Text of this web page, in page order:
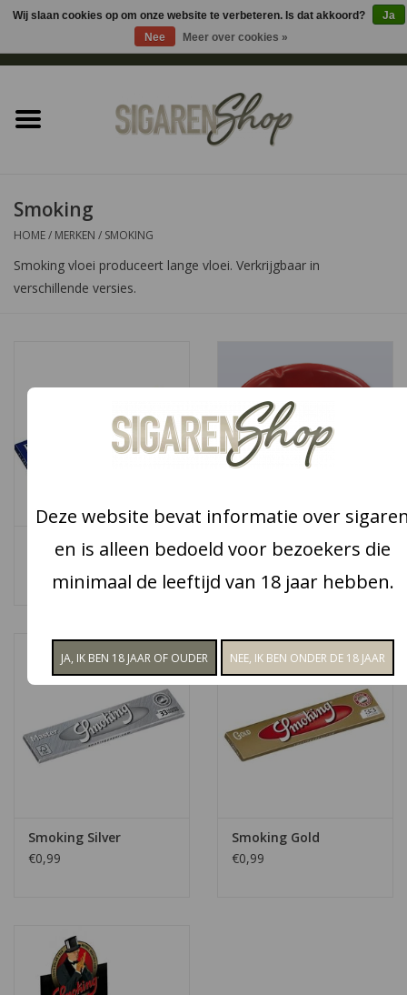
Sigaren accessoires
Shag accessoires
Aansteker
Cadeau
Snoep
Koffie en thee
Smoking
HOME/ MERKEN / SMOKING
Smoking vloei produceert lange vloei. Verkrijgbaar in
verschillende versies.
Smoking Blue
Smoking Asbak
Smoking Silver
€0,99
Smoking Gold
€0,99
Wij slaan cookies op om onze website te verbeteren. Is dat akkoord?
Ja
Nee
Meer over cookies »
Deze website bevat informatie over
en is alleen bedoeld voor bezoekers die
minimaal de leeftijd van 18 jaar hebben.